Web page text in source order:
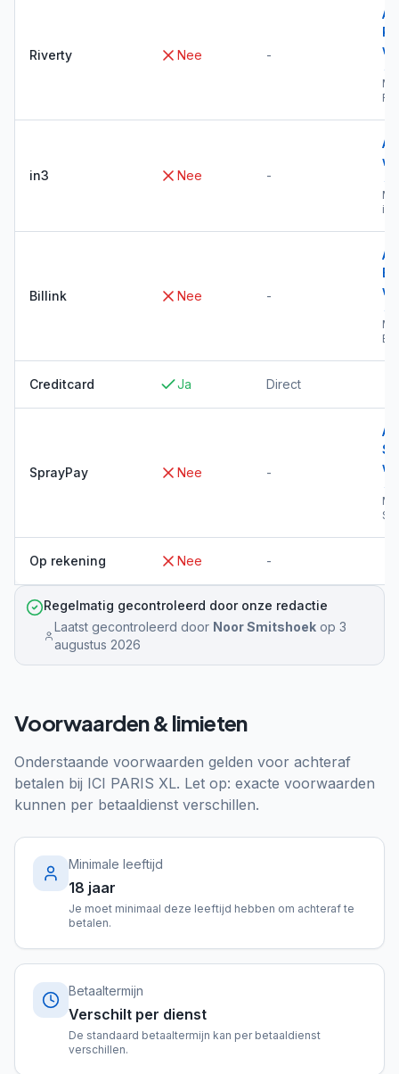
Riverty Nee -
→
in3 Nee -
→
in3
Billink Nee -
→
Creditcard Ja Direct
SprayPay Nee -
→
Op rekening Nee -
Regelmatig gecontroleerd door onze redactie
Laatst gecontroleerd door Noor Smitshoekop 3
augustus 2026
Voorwaarden & limieten
Onderstaande voorwaarden gelden voor achteraf
betalen bij ICI PARIS XL. Let op: exacte voorwaarden
kunnen per betaaldienst verschillen.
Minimale leeftijd
18 jaar
Je moet minimaal deze leeftijd hebben om achteraf te
betalen.
Betaaltermijn
Verschilt per dienst
De standaard betaaltermijn kan per betaaldienst
verschillen.